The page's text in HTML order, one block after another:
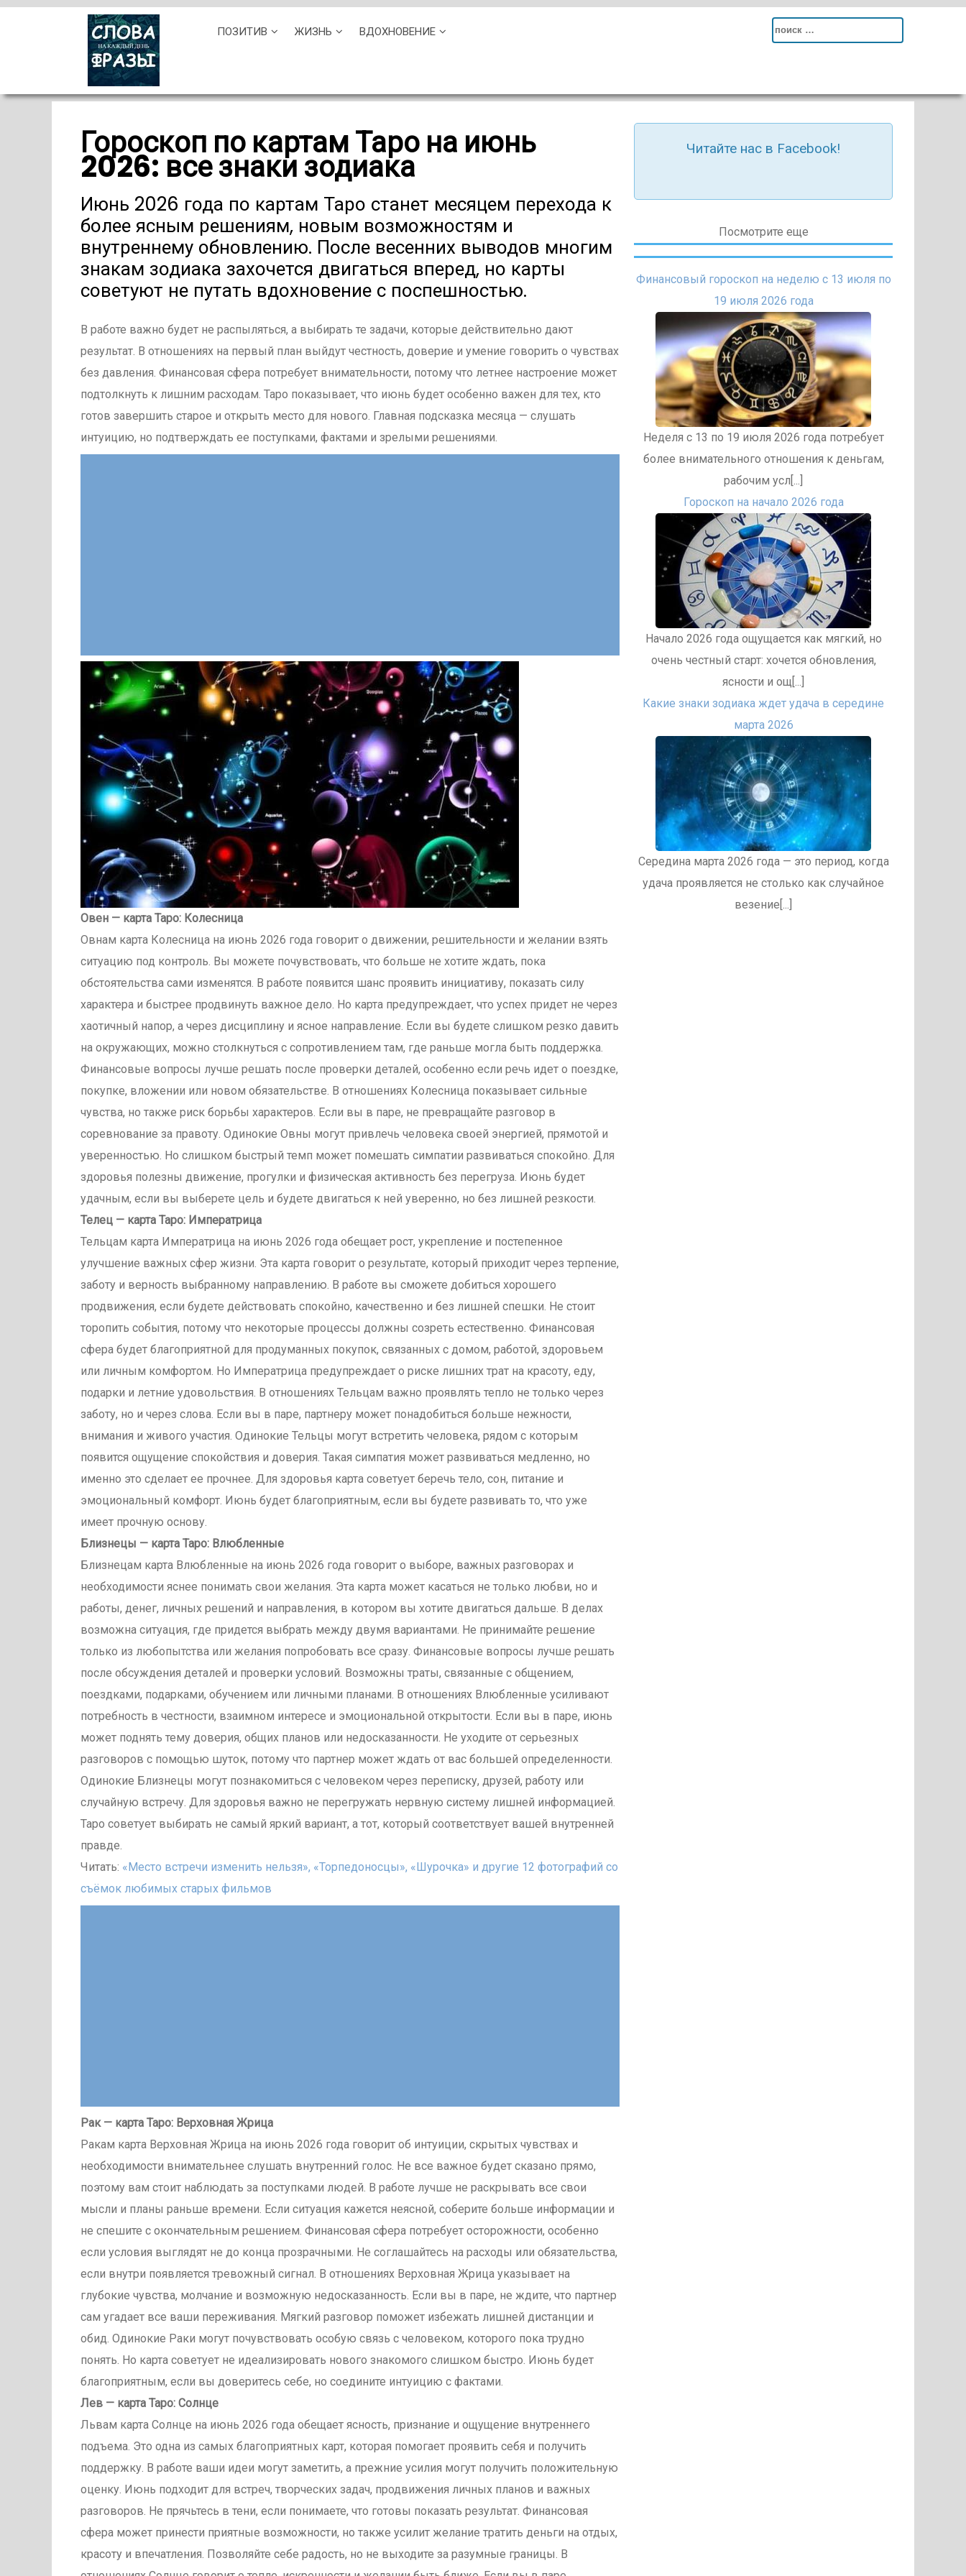
ПОЗИТИВ ЖИЗНЬ ВДОХНОВЕНИЕ
Search
Гороскоп по картам Таро на июнь
2026: все знаки зодиака
Июнь 2026 года по картам Таро станет месяцем перехода к
более ясным решениям, новым возможностям и
внутреннему обновлению. После весенних выводов многим
знакам зодиака захочется двигаться вперед, но карты
советуют не путать вдохновение с поспешностью.
В работе важно будет не распыляться, а выбирать те задачи, которые действительно дают
результат. В отношениях на первый план выйдут честность, доверие и умение говорить о чувствах
без давления. Финансовая сфера потребует внимательности, потому что летнее настроение может
подтолкнуть к лишним расходам. Таро показывает, что июнь будет особенно важен для тех, кто
готов завершить старое и открыть место для нового. Главная подсказка месяца — слушать
интуицию, но подтверждать ее поступками, фактами и зрелыми решениями.
Овен — карта Таро: Колесница
Овнам карта Колесница на июнь 2026 года говорит о движении, решительности и желании взять
ситуацию под контроль. Вы можете почувствовать, что больше не хотите ждать, пока
обстоятельства сами изменятся. В работе появится шанс проявить инициативу, показать силу
характера и быстрее продвинуть важное дело. Но карта предупреждает, что успех придет не через
хаотичный напор, а через дисциплину и ясное направление. Если вы будете слишком резко давить
на окружающих, можно столкнуться с сопротивлением там, где раньше могла быть поддержка.
Финансовые вопросы лучше решать после проверки деталей, особенно если речь идет о поездке,
покупке, вложении или новом обязательстве. В отношениях Колесница показывает сильные
чувства, но также риск борьбы характеров. Если вы в паре, не превращайте разговор в
соревнование за правоту. Одинокие Овны могут привлечь человека своей энергией, прямотой и
уверенностью. Но слишком быстрый темп может помешать симпатии развиваться спокойно. Для
здоровья полезны движение, прогулки и физическая активность без перегруза. Июнь будет
удачным, если вы выберете цель и будете двигаться к ней уверенно, но без лишней резкости.
Телец — карта Таро: Императрица
Тельцам карта Императрица на июнь 2026 года обещает рост, укрепление и постепенное
улучшение важных сфер жизни. Эта карта говорит о результате, который приходит через терпение,
заботу и верность выбранному направлению. В работе вы сможете добиться хорошего
продвижения, если будете действовать спокойно, качественно и без лишней спешки. Не стоит
торопить события, потому что некоторые процессы должны созреть естественно. Финансовая
сфера будет благоприятной для продуманных покупок, связанных с домом, работой, здоровьем
или личным комфортом. Но Императрица предупреждает о риске лишних трат на красоту, еду,
подарки и летние удовольствия. В отношениях Тельцам важно проявлять тепло не только через
заботу, но и через слова. Если вы в паре, партнеру может понадобиться больше нежности,
внимания и живого участия. Одинокие Тельцы могут встретить человека, рядом с которым
появится ощущение спокойствия и доверия. Такая симпатия может развиваться медленно, но
именно это сделает ее прочнее. Для здоровья карта советует беречь тело, сон, питание и
эмоциональный комфорт. Июнь будет благоприятным, если вы будете развивать то, что уже
имеет прочную основу.
Близнецы — карта Таро: Влюбленные
Близнецам карта Влюбленные на июнь 2026 года говорит о выборе, важных разговорах и
необходимости яснее понимать свои желания. Эта карта может касаться не только любви, но и
работы, денег, личных решений и направления, в котором вы хотите двигаться дальше. В делах
возможна ситуация, где придется выбрать между двумя вариантами. Не принимайте решение
только из любопытства или желания попробовать все сразу. Финансовые вопросы лучше решать
после обсуждения деталей и проверки условий. Возможны траты, связанные с общением,
поездками, подарками, обучением или личными планами. В отношениях Влюбленные усиливают
потребность в честности, взаимном интересе и эмоциональной открытости. Если вы в паре, июнь
может поднять тему доверия, общих планов или недосказанности. Не уходите от серьезных
разговоров с помощью шуток, потому что партнер может ждать от вас большей определенности.
Одинокие Близнецы могут познакомиться с человеком через переписку, друзей, работу или
случайную встречу. Для здоровья важно не перегружать нервную систему лишней информацией.
Таро советует выбирать не самый яркий вариант, а тот, который соответствует вашей внутренней
правде.
Читать: «Место встречи изменить нельзя», «Торпедоносцы», «Шурочка» и другие 12 фотографий со
съёмок любимых старых фильмов
Рак — карта Таро: Верховная Жрица
Ракам карта Верховная Жрица на июнь 2026 года говорит об интуиции, скрытых чувствах и
необходимости внимательнее слушать внутренний голос. Не все важное будет сказано прямо,
поэтому вам стоит наблюдать за поступками людей. В работе лучше не раскрывать все свои
мысли и планы раньше времени. Если ситуация кажется неясной, соберите больше информации и
не спешите с окончательным решением. Финансовая сфера потребует осторожности, особенно
если условия выглядят не до конца прозрачными. Не соглашайтесь на расходы или обязательства,
если внутри появляется тревожный сигнал. В отношениях Верховная Жрица указывает на
глубокие чувства, молчание и возможную недосказанность. Если вы в паре, не ждите, что партнер
сам угадает все ваши переживания. Мягкий разговор поможет избежать лишней дистанции и
обид. Одинокие Раки могут почувствовать особую связь с человеком, которого пока трудно
понять. Но карта советует не идеализировать нового знакомого слишком быстро. Июнь будет
благоприятным, если вы доверитесь себе, но соедините интуицию с фактами.
Лев — карта Таро: Солнце
Львам карта Солнце на июнь 2026 года обещает ясность, признание и ощущение внутреннего
подъема. Это одна из самых благоприятных карт, которая помогает проявить себя и получить
поддержку. В работе ваши идеи могут заметить, а прежние усилия могут получить положительную
оценку. Июнь подходит для встреч, творческих задач, продвижения личных планов и важных
разговоров. Не прячьтесь в тени, если понимаете, что готовы показать результат. Финансовая
сфера может принести приятные возможности, но также усилит желание тратить деньги на отдых,
красоту и впечатления. Позволяйте себе радость, но не выходите за разумные границы. В
Читайте нас в Facebook!
Посмотрите еще
Финансовый гороскоп на неделю с 13 июля по
19 июля 2026 года
Неделя с 13 по 19 июля 2026 года потребует
более внимательного отношения к деньгам,
рабочим усл[...]
Гороскоп на начало 2026 года
Начало 2026 года ощущается как мягкий, но
очень честный старт: хочется обновления,
ясности и ощ[...]
Какие знаки зодиака ждет удача в середине
марта 2026
Середина марта 2026 года — это период, когда
удача проявляется не столько как случайное
везение[...]